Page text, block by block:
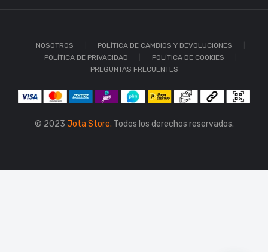
NOSOTROS
POLÍTICA DE CAMBIOS Y DEVOLUCIONES
POLÍTICA DE PRIVACIDAD
POLÍTICA DE COOKIES
PREGUNTAS FRECUENTES
© 2023 Jota Store. Todos los derechos reservados.